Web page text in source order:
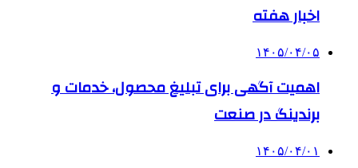
اخبار هفته
۱۴۰۵/۰۴/۰۵
اهمیت آگهی برای تبلیغ محصول، خدمات و
برندینگ در صنعت
۱۴۰۵/۰۴/۰۱